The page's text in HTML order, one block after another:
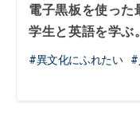
電子黒板を使った
学生と英語を学ぶ。
異文化にふれたい